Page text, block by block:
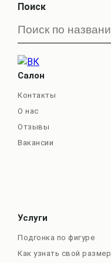
Поиск
Салон
Контакты
О нас
Отзывы
Вакансии
Услуги
Подгонка по фигуре
Как узнать свой размер